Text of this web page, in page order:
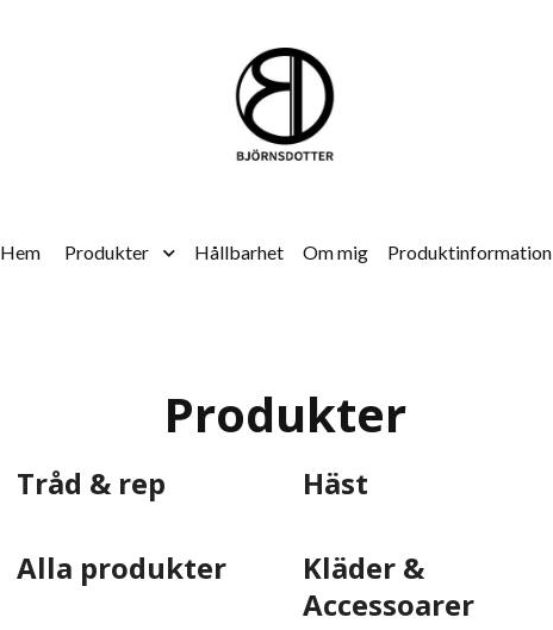
Hem Produkter Hållbarhet Om mig Produktinformation
Produkter
Tråd & rep Häst
Alla produkter
Kläder &
Accessoarer